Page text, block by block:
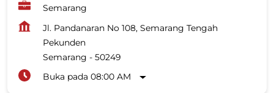
Semarang
Jl. Pandanaran No 108, Semarang Tengah
Pekunden
Semarang - 50249
Buka pada 08:00 AM